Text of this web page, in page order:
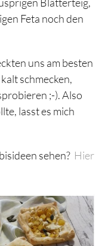
Feta noch den
uns am besten
schmecken,
;-). Also
lasst es mich
sehen? Hier